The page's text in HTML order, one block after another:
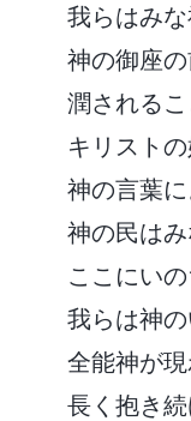
我らはみ
神の御座
潤される
キリスト
神の言葉
神の民は
ここにい
我らは神
全能神が
長く抱き